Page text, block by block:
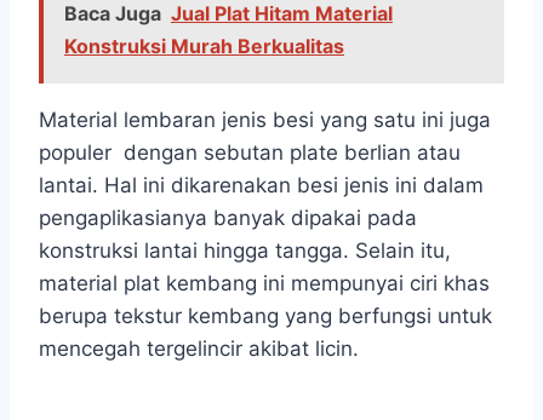
Baca Juga Jual Plat Hitam Material
Konstruksi Murah Berkualitas
Material lembaran jenis besi yang satu ini juga
populer dengan sebutan plate berlian atau
lantai. Hal ini dikarenakan besi jenis ini dalam
pengaplikasianya banyak dipakai pada
konstruksi lantai hingga tangga. Selain itu,
material plat kembang ini mempunyai ciri khas
berupa tekstur kembang yang berfungsi untuk
mencegah tergelincir akibat licin.